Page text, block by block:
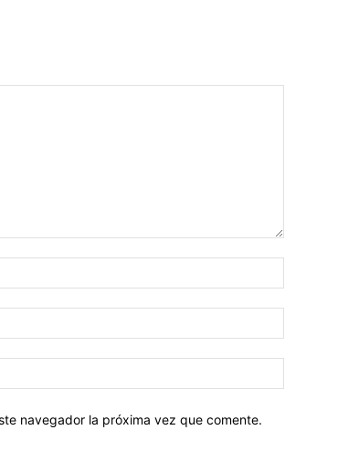
electrónico:*
web:
navegador la próxima vez que comente.